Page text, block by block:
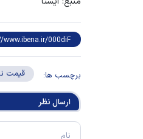
برچسب ها: قیمت
ارسال‌ نظر